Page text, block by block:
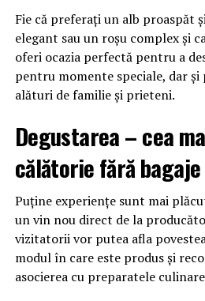
Fie că preferați un alb proaspăt
elegant sau un roșu complex și
oferi ocazia perfectă pentru a
pentru momente speciale, dar
alături de familie și prieteni.
Degustarea – cea
călătorie fără bagaje
Puține experiențe sunt mai
un vin nou direct de la
vizitatorii vor putea afla
modul în care este produs și
asocierea cu preparatele